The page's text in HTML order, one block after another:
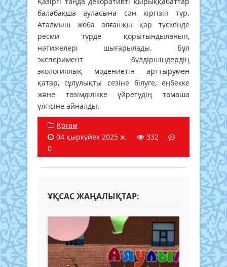
балабақша ауласына сән кіргізіп тұр.
Аталмыш жоба алғашқы қар түскенде
ресми түрде қорытындыланып,
нәтижелері шығарылады. Бұл
эксперимент бүлдіршіндердің
экологиялық мәдениетін арттырумен
қатар, сұлулықты сезіне білуге, еңбекке
және төзімділікке үйретудің тамаша
үлгісіне айналды.
Қоғам
04 қыркүйек 2025 ж.
332
0
ҰҚСАС ЖАҢАЛЫҚТАР: